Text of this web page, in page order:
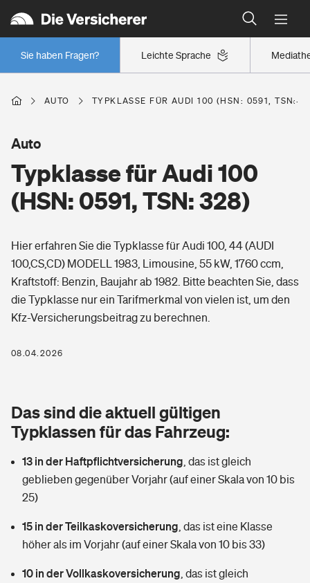
Leichte Sprache
Sie haben Fragen?
Wer versichert was: Jetzt Versicherer finden
Regionalklassen: So ist Ihre Region eingestuft
Wer versichert was: Jetzt Versicherer finden
Berufsunfähigkeitsversicherung
Erwerbsunfähigkeitsversicherung
Grundfähigkeitsversicherung
Arbeitsrechtsschutz
Berufshaftpflichtversicherung
Zur Übersicht
Tools
Wer versichert was: Jetzt Versicherer finden
Sie haben Fragen?
Wohnen
Elementarversicherung
Glasversicherung
Mietkautionsversicherung
Restkreditversicherung
Freizeit
Pri­vate Haft­pflicht­
Kinderunfall­ver­si­che­rung
Kinderinvalidität
Hundehalter-Haftpflicht
Gesundheit
Private Krankenversicherung
Dread-Disease-Versicherung
Tierkrankenversicherung
Zur Übersicht
Tools
AUTO TYPKLASSE FÜR AUDI 100 (HSN: 0591, TSN:
Typklasse für Audi 100
(HSN: 0591, TSN: 328)
Auto
Hier erfahren Sie die Typklasse für Audi 100, 44 (AUDI
100,CS,CD) MODELL 1983, Limousine, 55 kW, 1760 ccm,
Kraftstoff: Benzin, Baujahr ab 1982. Bitte beachten Sie, dass
die Typklasse nur ein Tarifmerkmal von vielen ist, um den
Kfz-Versicherungsbeitrag zu berechnen.
08.04.2026
Das sind die aktuell gültigen
Typklassen für das Fahrzeug:
13 in der Haftpflichtversicherung das ist gleich
geblieben gegenüber Vorjahr (auf einer Skala von 10 bis
25)
15 in der Teilkaskoversicherung das ist eine Klasse
höher als im Vorjahr (auf einer Skala von 10 bis 33)
10 in der Vollkaskoversicherung das ist gleich